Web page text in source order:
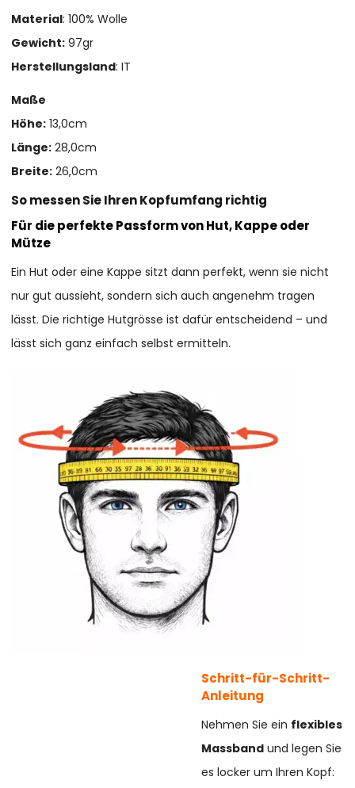
Material: 100% Wolle
Gewicht: 97gr
Herstellungsland: IT
Maße
Höhe: 13,0cm
Länge: 28,0cm
Breite: 26,0cm
So messen Sie Ihren Kopfumfang richtig
Für die perfekte Passform von Hut, Kappe oder
Mütze
Ein Hut oder eine Kappe sitzt dann perfekt, wenn sie nicht
nur gut aussieht, sondern sich auch angenehm tragen
lässt. Die richtige Hutgrösse ist dafür entscheidend – und
lässt sich ganz einfach selbst ermitteln.
Schritt-für-Schritt-
Anleitung
Nehmen Sie ein flexibles
Massband und legen Sie
es locker um Ihren Kopf: